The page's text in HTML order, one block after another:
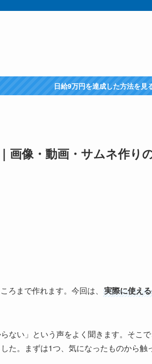
日給9万円を達成した方法を見
画像・動画・サムネ作り
ろまで作れます。今回は、 実際に使え
ない」という声をよく聞きます。そこで
た。まずは1つ、気になったものから触